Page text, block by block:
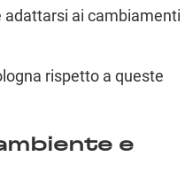
adattarsi ai cambiamenti
rispetto a queste
e